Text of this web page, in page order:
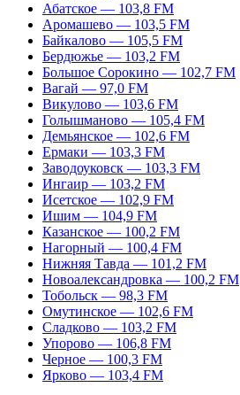
Абатское — 103,8 FM
Аромашево — 103,5 FM
Байкалово — 105,5 FM
Бердюжье — 103,2 FM
Большое Сорокино — 102,7 FM
Вагай — 97,0 FM
Викулово — 103,6 FM
Голышманово — 105,4 FM
Демьянское — 102,6 FM
Ермаки — 103,3 FM
Заводоуковск — 103,3 FM
Ингаир — 103,2 FM
Исетское — 102,9 FM
Ишим — 104,9 FM
Казанское — 100,2 FM
Нагорный — 100,4 FM
Нижняя Тавда — 101,2 FM
Новоалександровка — 100,2 FM
Тобольск — 98,3 FM
Омутинское — 102,6 FM
Сладково — 103,2 FM
Упорово — 106,8 FM
Черное — 100,3 FM
Ярково — 103,4 FM